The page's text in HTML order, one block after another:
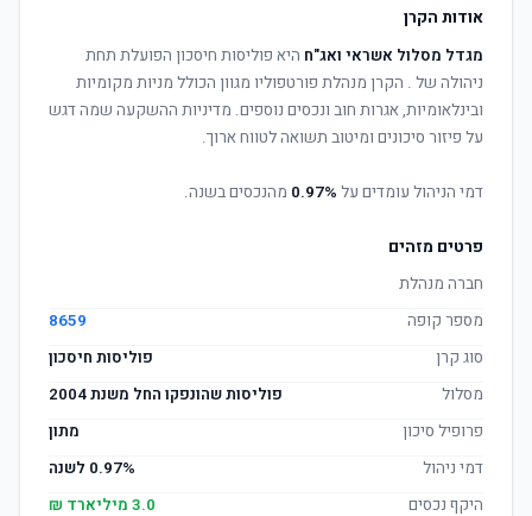
אודות הקרן
מגדל מסלול אשראי ואג"ח היא פוליסות חיסכון הפועלת תחת
ניהולה של . הקרן מנהלת פורטפוליו מגוון הכולל מניות מקומיות
ובינלאומיות, אגרות חוב ונכסים נוספים. מדיניות ההשקעה שמה דגש
על פיזור סיכונים ומיטוב תשואה לטווח ארוך.
דמי הניהול עומדים על 0.97% מהנכסים בשנה.
פרטים מזהים
חברה מנהלת
מספר קופה
8659
סוג קרן
פוליסות חיסכון
מסלול
פוליסות שהונפקו החל משנת 2004
פרופיל סיכון
מתון
דמי ניהול
0.97% לשנה
היקף נכסים
3.0 מיליארד ₪